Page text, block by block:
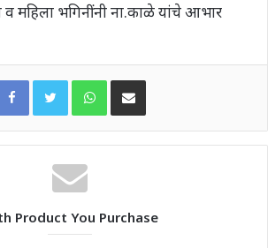
व महिला भगिनींनी ना.काळे यांचे आभार
WhatsAppShare via Email
Product You Purchase